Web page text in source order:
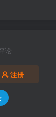
论
注册